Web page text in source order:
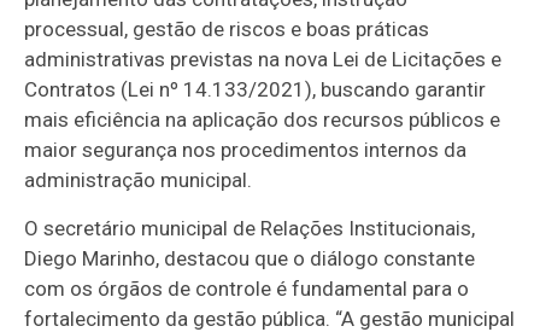
processual, gestão de riscos e boas práticas
administrativas previstas na nova Lei de Licitações e
Contratos (Lei nº 14.133/2021), buscando garantir
mais eficiência na aplicação dos recursos públicos e
maior segurança nos procedimentos internos da
administração municipal.
O secretário municipal de Relações Institucionais,
Diego Marinho, destacou que o diálogo constante
com os órgãos de controle é fundamental para o
fortalecimento da gestão pública. “A gestão municipal